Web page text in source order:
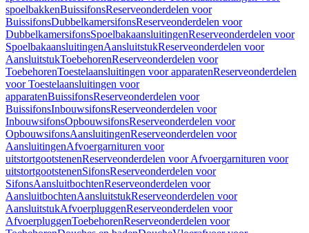
spoelbakkenBuissifonsReserveonderdelen voor
BuissifonsDubbelkamersifonsReserveonderdelen voor
DubbelkamersifonsSpoelbakaansluitingenReserveonderdelen voor
SpoelbakaansluitingenAansluitstukReserveonderdelen voor
AansluitstukToebehorenReserveonderdelen voor
ToebehorenToestelaansluitingen voor apparatenReserveonderdelen
voor Toestelaansluitingen voor
apparatenBuissifonsReserveonderdelen voor
BuissifonsInbouwsifonsReserveonderdelen voor
InbouwsifonsOpbouwsifonsReserveonderdelen voor
OpbouwsifonsAansluitingenReserveonderdelen voor
AansluitingenAfvoergarnituren voor
uitstortgootstenenReserveonderdelen voor Afvoergarnituren voor
uitstortgootstenenSifonsReserveonderdelen voor
SifonsAansluitbochtenReserveonderdelen voor
AansluitbochtenAansluitstukReserveonderdelen voor
AansluitstukAfvoerpluggenReserveonderdelen voor
AfvoerpluggenToebehorenReserveonderdelen voor